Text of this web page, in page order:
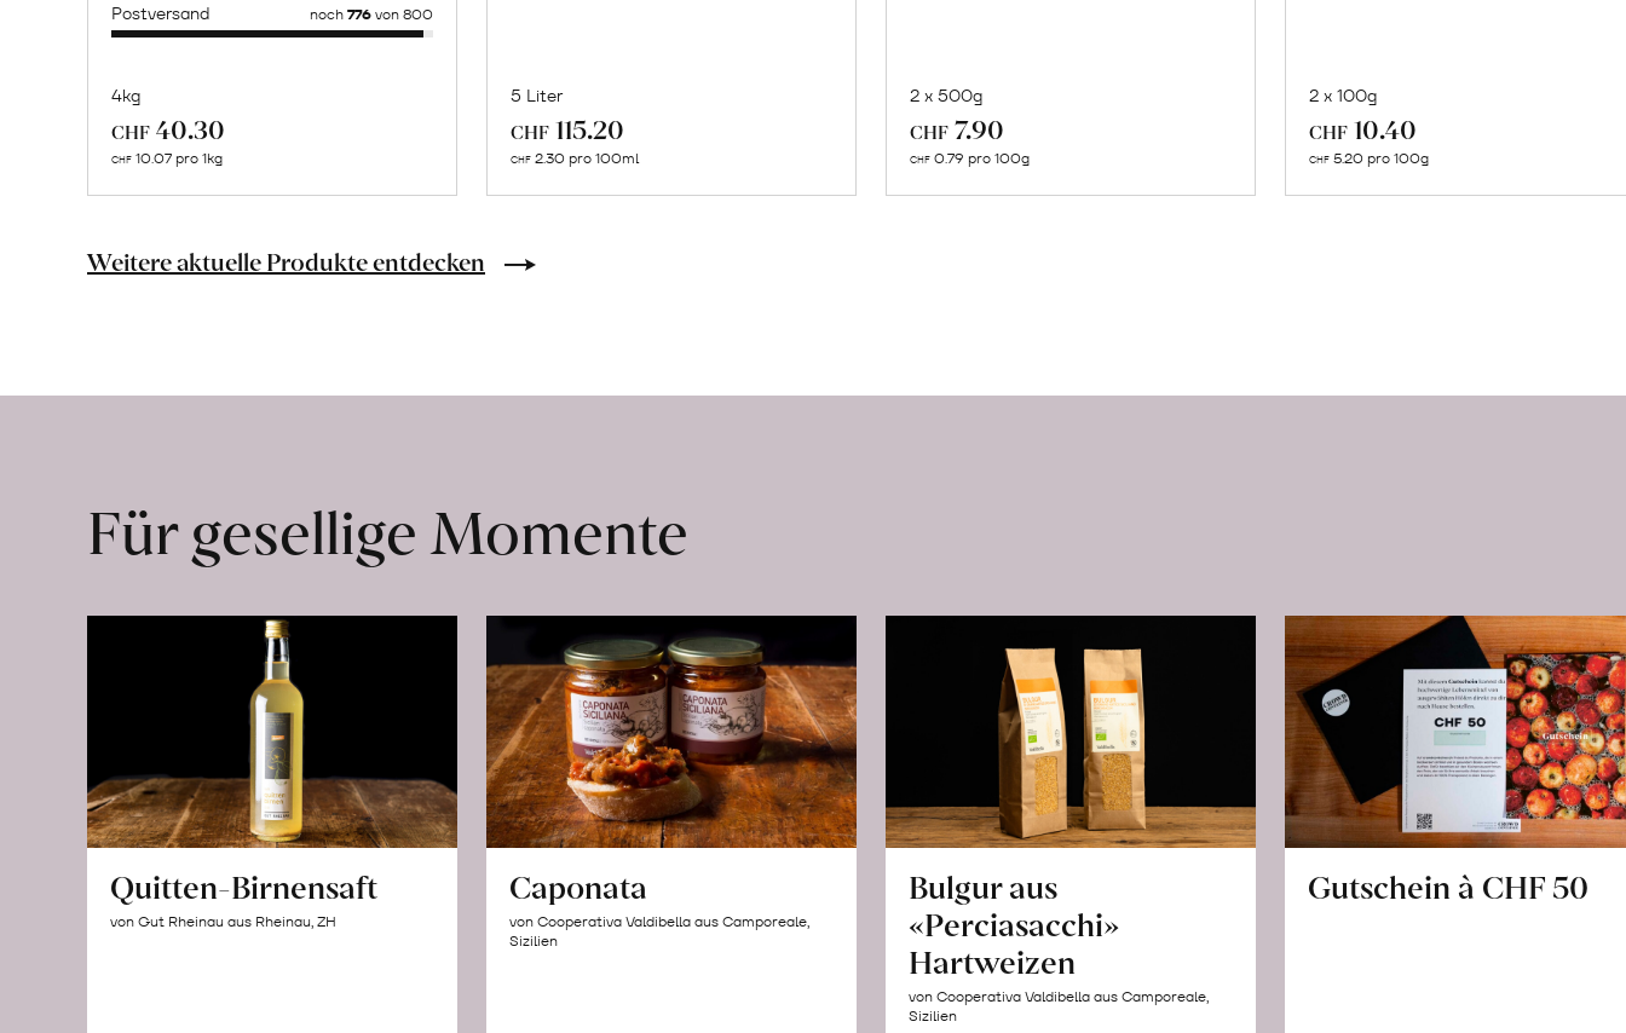
Postversand noch 776von 800
4kg
CHF 40.30
CHF 10.07 pro 1kg
Geröstete
Nibs
5 Liter
CHF 115.20
CHF 2.30 pro 100ml
2 x 500g
CHF 7.90
CHF 0.79 pro 100g
2 x 100g
CHF 10.40
CHF 5.20 pro 100g
Weitere aktuelle Produkte entdecken
Für gesellige Momente
Quitten-Birnensaft
von Gut Rheinau aus Rheinau, ZH
Caponata
von Cooperativa Valdibella aus Camporeale,
Sizilien
Bulgur aus
«Perciasacchi»
Hartweizen
von Cooperativa Valdibella aus Camporeale,
Sizilien
Gutschein à CHF 50